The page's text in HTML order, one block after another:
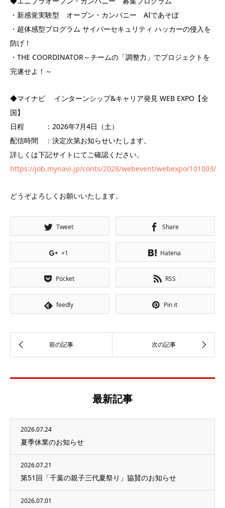
・新感覚実験型 オープン・カンパニー AIであそぼ
・超体感型プログラム サイバーセキュリティ ハッカーの侵入を
防げ！
・THE COORDINATOR～チームの「調整力」でプロジェクトを
完遂せよ！～
◆マイナビ インターンシップ&キャリア発見 WEB EXPO【全
国】
日程 ：2026年7月4日（土）
配信時間 ：決定次第お知らせいたします。
詳しくは下記サイトにてご確認ください。
https://job.mynavi.jp/conts/2028/webevent/webexpo/101003/
どうぞよろしくお願いいたします。
Tweet Share
+1 Hatena
Pocket RSS
feedly Pin it
最新記事
2026.07.24
夏季休業のお知らせ
2026.07.21
第51回「千葉の親子三代夏祭り」協賛のお知らせ
2026.07.01